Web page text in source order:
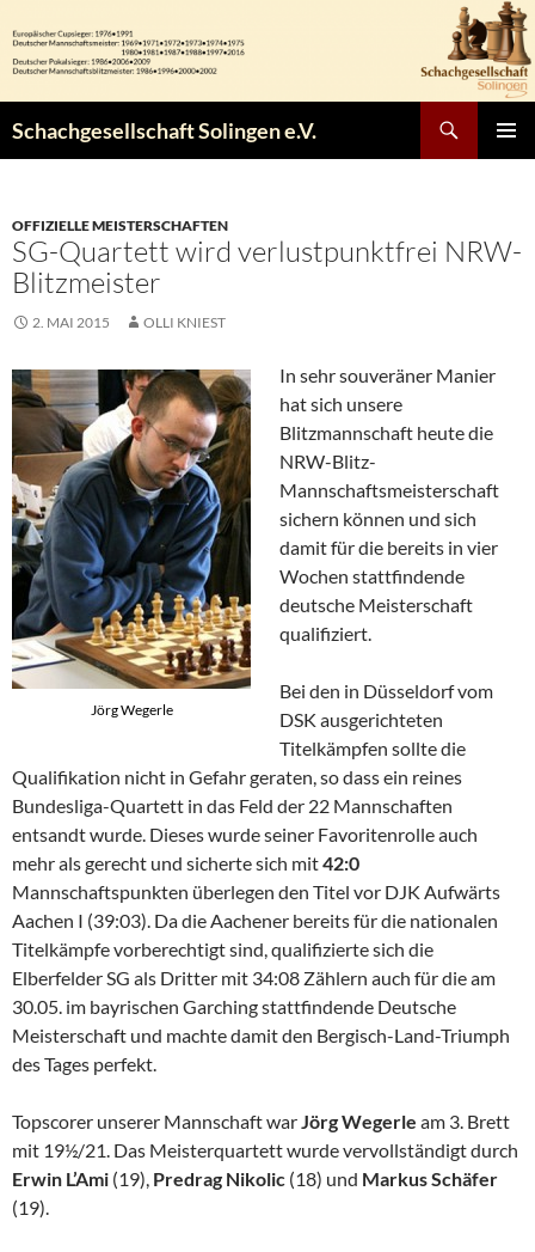
Inhalt
springen
Schachgesellschaft Solingen e.V.
OFFIZIELLE MEISTERSCHAFTEN
SG-Quartett wird verlustpunktfrei NRW-
Blitzmeister
2. MAI 2015 OLLI KNIEST
Jörg Wegerle
In sehr souveräner Manier
hat sich unsere
Blitzmannschaft heute die
NRW-Blitz-
Mannschaftsmeisterschaft
sichern können und sich
damit für die bereits in vier
Wochen stattfindende
deutsche Meisterschaft
qualifiziert.
Bei den in Düsseldorf vom
DSK ausgerichteten
Titelkämpfen sollte die
Qualifikation nicht in Gefahr geraten, so dass ein reines
Bundesliga-Quartett in das Feld der 22 Mannschaften
entsandt wurde. Dieses wurde seiner Favoritenrolle auch
mehr als gerecht und sicherte sich mit42:0
Mannschaftspunkten überlegen den Titel vor DJK Aufwärts
Aachen I (39:03). Da die Aachener bereits für die nationalen
Titelkämpfe vorberechtigt sind, qualifizierte sich die
Elberfelder SG als Dritter mit 34:08 Zählern auch für die am
30.05. im bayrischen Garching stattfindende Deutsche
Meisterschaft und machte damit den Bergisch-Land-Triumph
des Tages perfekt.
Topscorer unserer Mannschaft warJörg Wegerle am 3. Brett
mit 19½/21. Das Meisterquartett wurde vervollständigt durch
Erwin L’Ami (19), Predrag Nikolic (18) und Markus Schäfer
(19).